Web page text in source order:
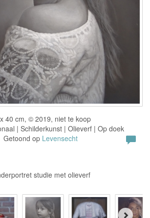
40 cm, © 2019, niet te koop
| Schilderkunst | Olieverf | Op doek
Getoond op Levensecht
studie met olieverf